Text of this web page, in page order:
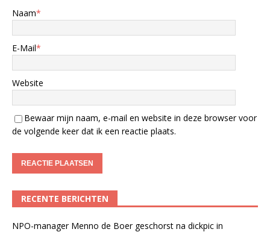
Naam*
E-Mail*
Website
Bewaar mijn naam, e-mail en website in deze browser voor
de volgende keer dat ik een reactie plaats.
RECENTE BERICHTEN
NPO-manager Menno de Boer geschorst na dickpic in